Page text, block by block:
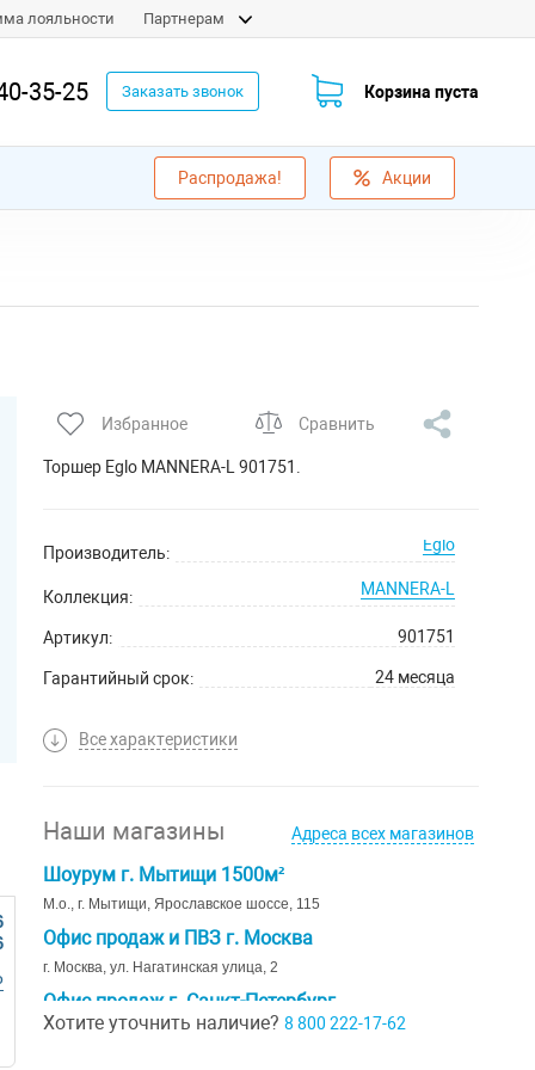
лояльности Партнерам
35-25 Заказать звонок Корзина пуста
Распродажа! Акции
Избранное Сравнить
Торшер Eglo MANNERA-L 901751.
Производитель: Eglo
Коллекция: MANNERA-L
Артикул: 901751
Гарантийный срок: 24 месяца
Все характеристики
Наши магазины Адреса всех магазинов
Шоурум г. Мытищи 1500м²
М.о., г. Мытищи, Ярославское шоссе, 115
Офис продаж и ПВЗ г. Москва
г. Москва, ул. Нагатинская улица, 2
Офис продаж г. Санкт-Петербург
г. Санкт-Петербург, ул. Ивана Черных д. 29
Хотите уточнить наличие? 8 800 222-17-62